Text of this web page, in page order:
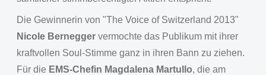
Die Gewinnerin von "The Voice of Switzerland 2013"
Nicole Bernegger vermochte das Publikum mit ihrer
kraftvollen Soul-Stimme ganz in ihren Bann zu ziehen.
Für die EMS-Chefin Magdalena Martullo, die am